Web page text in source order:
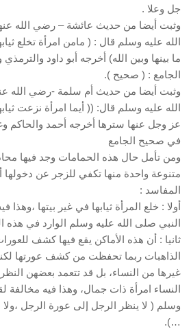
جل وعلا .
وثبت أيضا من حديث عائشة – رضي الله
الله عليه وسلم قال : ( مامن امرأة تخلع
ما بينها وبين الله) أخرجه أبو داود
الجامع : ( صحيح ).
وثبت أيضا من حديث أم سلمة -رضي الله
الله عليه وسلم قال: (( أيما امرأة نزعت
عز وجل عنها سترها أخرجه أحمد والحاكم
في صحيح الجامع
ومن تأمل حال هذه الحمامات وجد فيها
متنوعة واحدة منها تكفي للزجر عن دخولها
المفاسد :
أولا : خلع المرأة ثيابها في غير بيتها
النبي صلى الله عليه وسلم الوارد في هذه
ثانيا : أن هذه الأماكن يقع فيها كشف
الذاهبات ربما تحفظت من كشف عورتها
غيرها من النساء، بل قد تتعمد بعضهن
النساء امرأة ذات جمال، وهذا فيه مخالفة
وسلم ( لا ينظر الرجل إلى عورة الرجل ،ولا
…).